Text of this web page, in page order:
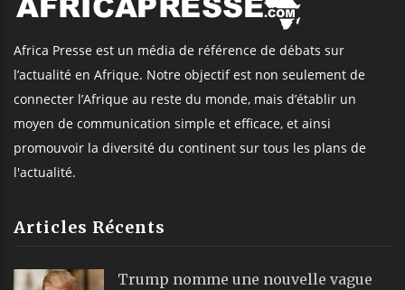
Africa Presse est un média de référence de débats sur
l’actualité en Afrique. Notre objectif est non seulement de
connecter l’Afrique au reste du monde, mais d’établir un
moyen de communication simple et efficace, et ainsi
promouvoir la diversité du continent sur tous les plans de
l'actualité.
Articles Récents
Trump nomme une nouvelle vague